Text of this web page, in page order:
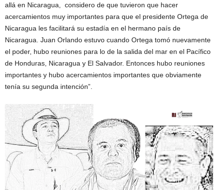
allá en Nicaragua, considero de que tuvieron que hacer
acercamientos muy importantes para que el presidente Ortega de
Nicaragua les facilitará su estadía en el hermano país de
Nicaragua. Juan Orlando estuvo cuando Ortega tomó nuevamente
el poder, hubo reuniones para lo de la salida del mar en el Pacífico
de Honduras, Nicaragua y El Salvador. Entonces hubo reuniones
importantes y hubo acercamientos importantes que obviamente
tenía su segunda intención”.